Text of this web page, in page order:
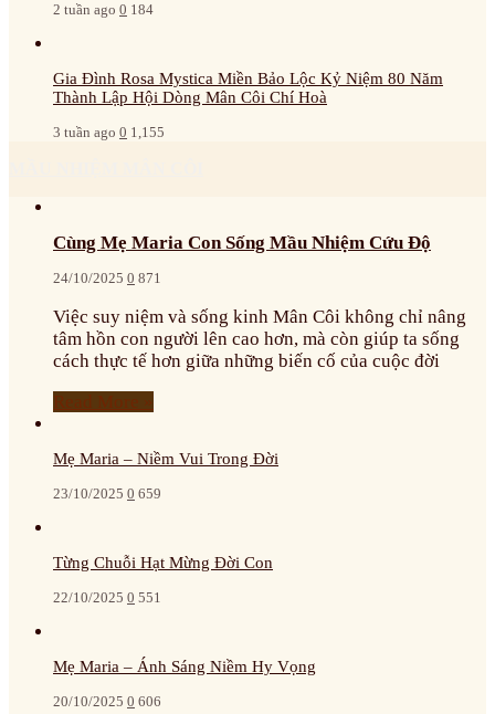
2 tuần ago 0 184
Gia Đình Rosa Mystica Miền Bảo Lộc Kỷ Niệm 80 Năm
Thành Lập Hội Dòng Mân Côi Chí Hoà
3 tuần ago 0 1,155
Cùng Mẹ Maria Con Sống Mầu Nhiệm Cứu Độ
24/10/2025 0 871
Việc suy niệm và sống kinh Mân Côi không chỉ nâng
tâm hồn con người lên cao hơn, mà còn giúp ta sống
cách thực tế hơn giữa những biến cố của cuộc đời
Read More »
Mẹ Maria – Niềm Vui Trong Đời
23/10/2025 0 659
Từng Chuỗi Hạt Mừng Đời Con
22/10/2025 0 551
Mẹ Maria – Ánh Sáng Niềm Hy Vọng
20/10/2025 0 606